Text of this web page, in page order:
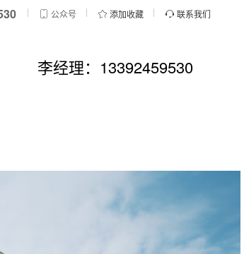
公众号 添加收藏 联系我们
李经理：13392459530